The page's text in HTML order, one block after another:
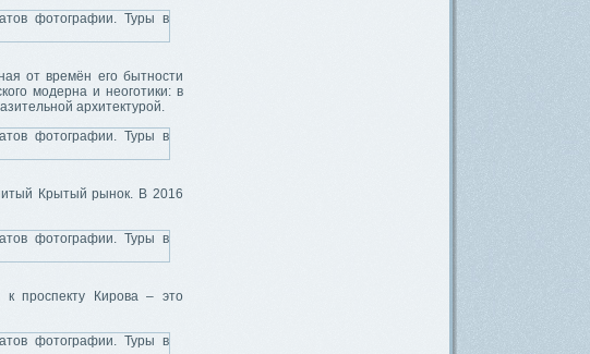
от времён его бытности
модерна и неоготики: в
архитектурой.
Крытый рынок. В 2016
к проспекту Кирова – это